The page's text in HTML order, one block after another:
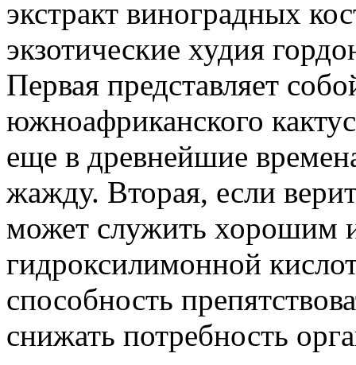
экстракт виноградных
экзотические худия
Первая представляет
южноафриканского
еще в древнейшие
жажду. Вторая, если
может служить хорошим
гидроксилимонной
способность
снижать потребность